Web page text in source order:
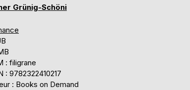
Grünig-Schöni
: filigrane
: 9782322410217
: Books on Demand